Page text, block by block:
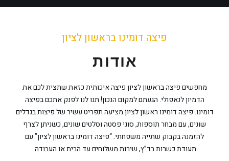
פיצה דומינו בראשון לציון
אודות
מחפשים פיצה בראשון לציון פיצה איכותית כזאת שתצית לכם את
הדמיון לנאפולי. הגעתם למקום הנכון! תנו לנו לפנק אתכם בפיצה
דומינו. פיצה דומינו ראשון לציון מציעה תפריט עשיר של פיצות בגדלים
שונים, עם מבחר תוספות, סוגי פסטה וסלטים שונים, כשניתן לצרף
להזמנה בקבוק שתייה משפחתי. “פיצה דומינו בראשון לציון” עם
תעודת כשרות בד”ץ, שירות משלוחים עד הבית או העבודה.